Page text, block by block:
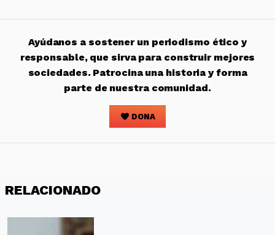
Ayúdanos a sostener un periodismo ético y
responsable, que sirva para construir mejores
sociedades. Patrocina una historia y forma
parte de nuestra comunidad.
DONA
RELACIONADO